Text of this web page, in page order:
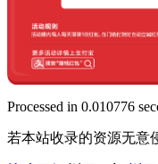
Processed in 0.010776
若本站收录的资源无意